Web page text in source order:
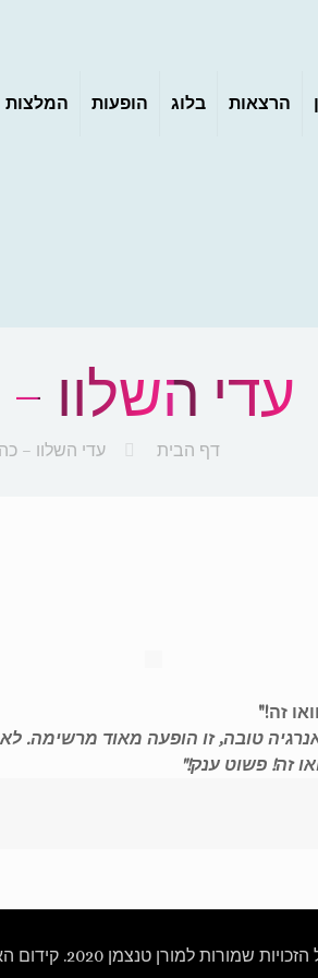
הרצאות בלוג הופעות המלצות
עדי השלוו –
דף הבית עדי השלוו –
זה!"
טובה, זו הופעה מאוד מרשימה. לא
זה! פשוט ענק!"
שמורות למורן טנצמן 2020. קידום האתר: